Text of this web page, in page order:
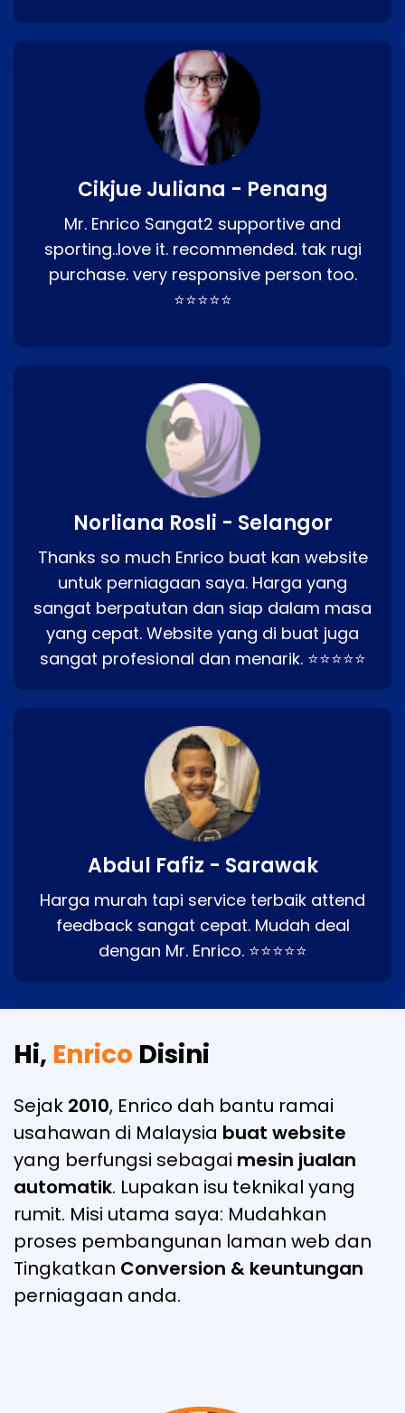
Cikjue Juliana - Penang
Mr. Enrico Sangat2 supportive and
sporting..love it. recommended. tak rugi
purchase. very responsive person too.
⭐⭐⭐⭐⭐
Norliana Rosli - Selangor
Thanks so much Enrico buat kan website
untuk perniagaan saya. Harga yang
sangat berpatutan dan siap dalam masa
yang cepat. Website yang di buat juga
sangat profesional dan menarik. ⭐⭐⭐⭐⭐
Abdul Fafiz - Sarawak
Harga murah tapi service terbaik attend
feedback sangat cepat. Mudah deal
dengan Mr. Enrico. ⭐⭐⭐⭐⭐
Hi, Enrico Disini
Sejak 2010, Enrico dah bantu ramai
usahawan di Malaysia buat website
yang berfungsi sebagai mesin jualan
automatik. Lupakan isu teknikal yang
rumit. Misi utama saya: Mudahkan
proses pembangunan laman web dan
Tingkatkan Conversion & keuntungan
perniagaan anda.